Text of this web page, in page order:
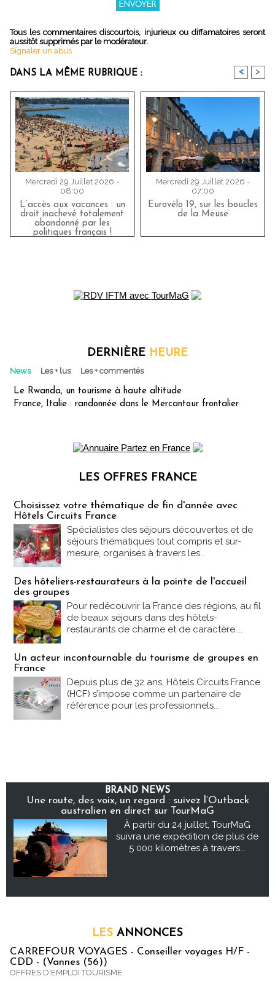
Tous les commentaires discourtois, injurieux ou diffamatoires seront
aussitôt supprimés par le modérateur.
Signaler un abus
DANS LA MÊME RUBRIQUE : < >
Mercredi 29 Juillet 2026 -
08:00
L’accès aux vacances : un
droit inachevé totalement
abandonné par les
politiques français !
Mercredi 29 Juillet 2026 -
07:00
Eurovélo 19, sur les boucles
de la Meuse
DERNIÈRE HEURE
News Les + lus Les + commentés
Le Rwanda, un tourisme à haute altitude
France, Italie : randonnée dans le Mercantour frontalier
LES OFFRES FRANCE
Choisissez votre thématique de fin d'année avec
Hôtels Circuits France
Spécialistes des séjours découvertes et de
séjours thématiques tout compris et sur-
mesure, organisés à travers les...
Des hôteliers-restaurateurs à la pointe de l'accueil
des groupes
Pour redécouvrir la France des régions, au fil
de beaux séjours dans des hôtels-
restaurants de charme et de caractère....
Un acteur incontournable du tourisme de groupes en
France
Depuis plus de 32 ans, Hôtels Circuits France
(HCF) s’impose comme un partenaire de
référence pour les professionnels...
BRAND NEWS
Une route, des voix, un regard : suivez l’Outback
australien en direct sur TourMaG
À partir du 24 juillet, TourMaG
suivra une expédition de plus de
5 000 kilomètres à travers...
LES ANNONCES
CARREFOUR VOYAGES - Conseiller voyages H/F -
CDD - (Vannes (56))
OFFRES D'EMPLOI TOURISME